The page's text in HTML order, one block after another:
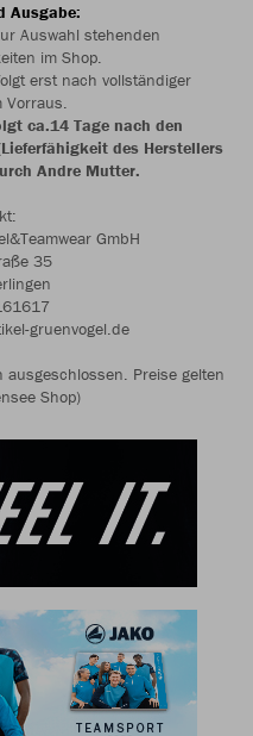
Ausgabe:
Auswahl stehenden
im Shop.
erst nach vollständiger
Vorraus.
ca.14 Tage nach den
des Herstellers
Andre Mutter.
GmbH
35
gruenvogel.de
ausgeschlossen. Preise gelten
Shop)